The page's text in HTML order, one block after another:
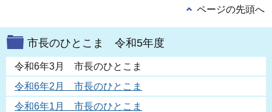
ページの先頭へ
市長のひとこま 令和5年度
令和6年3月 市長のひとこま
令和6年2月 市長のひとこま
令和6年1月 市長のひとこま